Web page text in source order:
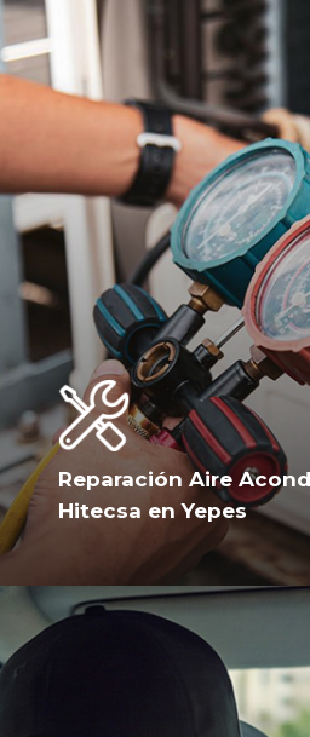
Reparación Aire
Hitecsa en Yepes